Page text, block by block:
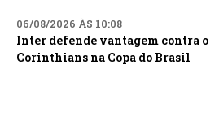
06/08/2026 ÀS 10:08
Inter defende vantagem contra o
Corinthians na Copa do Brasil